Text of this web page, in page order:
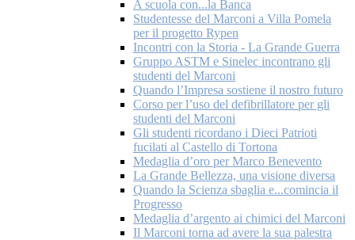
A scuola con...la Banca
Studentesse del Marconi a Villa Pomela
per il progetto Rypen
Incontri con la Storia - La Grande Guerra
Gruppo ASTM e Sinelec incontrano gli
studenti del Marconi
Quando l’Impresa sostiene il nostro futuro
Corso per l’uso del defibrillatore per gli
studenti del Marconi
Gli studenti ricordano i Dieci Patrioti
fucilati al Castello di Tortona
Medaglia d’oro per Marco Benevento
La Grande Bellezza, una visione diversa
Quando la Scienza sbaglia e...comincia il
Progresso
Medaglia d’argento ai chimici del Marconi
Il Marconi torna ad avere la sua palestra